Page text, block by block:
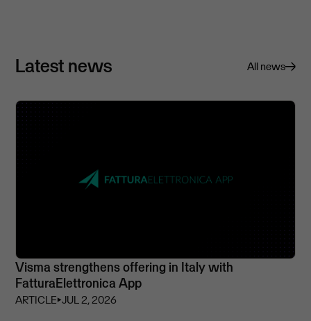
Latest news All news
Visma strengthens offering in Italy with
FatturaElettronica App
ARTICLE⏵JUL 2, 2026